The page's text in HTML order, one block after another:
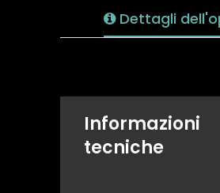
Dettagli
Informazioni
tecniche